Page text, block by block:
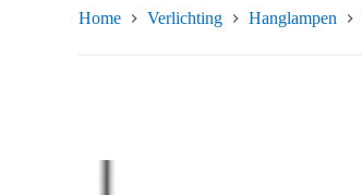
Home Verlichting Hanglampen